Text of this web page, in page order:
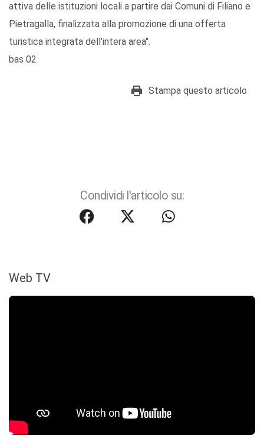
attiva delle istituzioni locali a partire dai Comuni di Filiano e
Pietragalla, finalizzata alla promozione di una offerta
turistica integrata dell’intera area".
bas 02
Stampa questo articolo
Condividi l'articolo su:
Web TV